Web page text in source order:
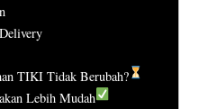
TIKI Tidak Berubah?
Lebih Mudah